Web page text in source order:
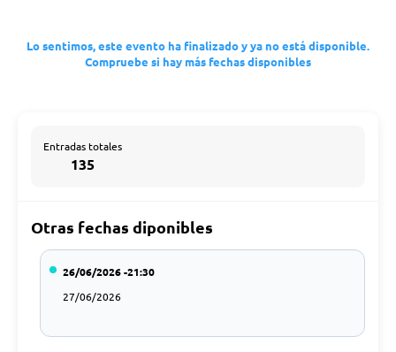
Lo sentimos, este evento ha finalizado y ya no está disponible.
Compruebe si hay más fechas disponibles
Entradas totales
135
Otras fechas diponibles
26/06/2026 -21:30
27/06/2026